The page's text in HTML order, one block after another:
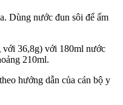
Dùng nước đun sôi để ấm
với 36,8g) với 180ml nước
210ml.
hướng dẫn của cán bộ y